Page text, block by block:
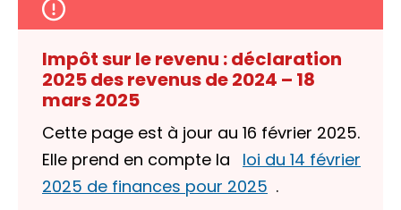
Impôt sur le revenu : déclaration
2025 des revenus de 2024 – 18
mars 2025
Cette page est à jour au 16 février 2025.
Elle prend en compte la
loi du 14 février
2025 de finances pour 2025 .